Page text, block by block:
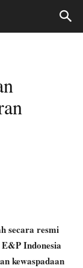
secara resmi
Indonesia
kewaspadaan